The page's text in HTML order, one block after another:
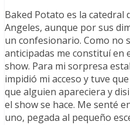
Baked Potato es la catedral
Angeles, aunque por sus
un confesionario. Como no
anticipadas me constituí en
show. Para mi sorpresa
impidió mi acceso y tuve
que alguien apareciera y
el show se hace. Me senté
uno, pegada al pequeño